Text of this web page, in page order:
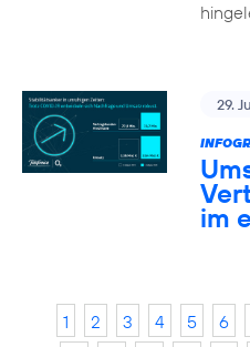
29.
im
1 2 3 4 5 6